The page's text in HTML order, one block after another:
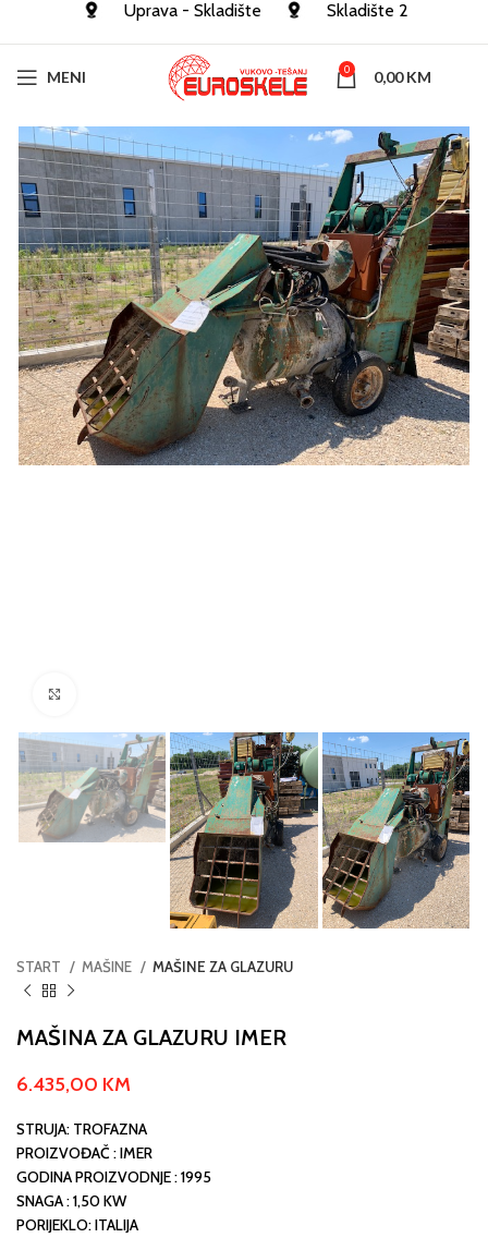
Uprava - Skladište Skladište 2
MENI 0 0,00KM
START MAŠINE MAŠINE ZA GLAZURU
MAŠINA ZA GLAZURU IMER
6.435,00 KM
STRUJA: TROFAZNA
PROIZVOĐAČ : IMER
GODINA PROIZVODNJE : 1995
SNAGA : 1,50 KW
PORIJEKLO: ITALIJA